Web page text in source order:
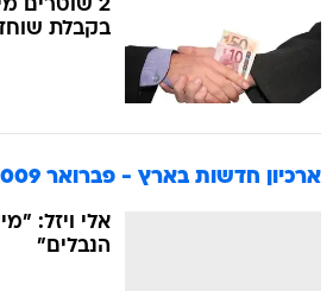
2 שוטרים
בקבלת
ארכיון חדשות בארץ - פברואר 2009
אלי ויזל:
הנבלים"